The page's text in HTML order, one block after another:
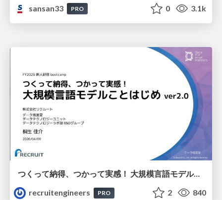
sansan33
PRO 0 3.1k
つくって納得、つかって実感！ 大規模言語モデルことはじめ ver2.0
recruitengineers
PRO 2 840